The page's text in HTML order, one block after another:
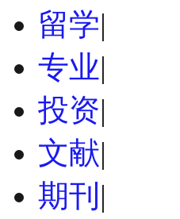
留学|
专业|
投资|
文献|
期刊 |